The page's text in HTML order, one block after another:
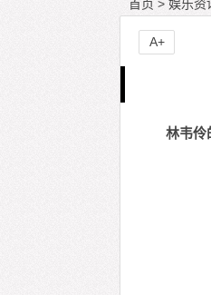
首页 > 娱乐资
林韦伶
A+